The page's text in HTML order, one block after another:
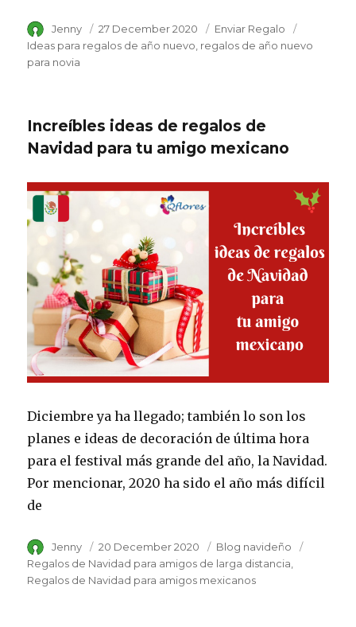
Author
Jenny
Posted
on
27 December 2020 Category
Enviar Regalo
Ideas para regalos de año nuevo regalos de año nuevo
para novia
Increíbles ideas de regalos de
Navidad para tu amigo mexicano
Diciembre ya ha llegado; también lo son los
planes e ideas de decoración de última hora
para el festival más grande del año, la Navidad.
Por mencionar, 2020 ha sido el año más difícil
de
Author
Jenny
Posted
on
20 December 2020 Category
Blog navideño
Regalos de Navidad para amigos de larga distancia
Regalos de Navidad para amigos mexicanos